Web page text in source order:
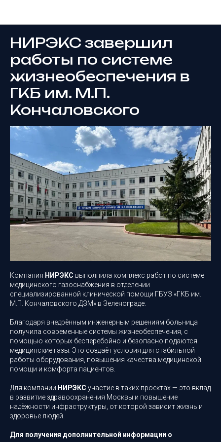
НИРЭКС завершил
работы по системе
жизнеобеспечения в
ГКБ им. М.П.
Кончаловского
Компания НИРЭКС выполнила комплекс работ по системе
медицинского газоснабжения в отделении
специализированной клинической помощи ГБУЗ «ГКБ им.
М.П. Кончаловского ДЗМ» в Зеленограде.
Благодаря внедрённым инженерным решениям больница
получила современные системы жизнеобеспечения, с
помощью которых бесперебойно и безопасно подаются
медицинские газы. Это создаёт условия для стабильной
работы оборудования, повышения качества медицинской
помощи и комфорта пациентов.
Для компании НИРЭКС участие в таких проектах — это вклад
в развитие здравоохранения Москвы и повышение
надёжности инфраструктуры, от которой зависит жизнь и
здоровье людей.
Для получения дополнительной информации о